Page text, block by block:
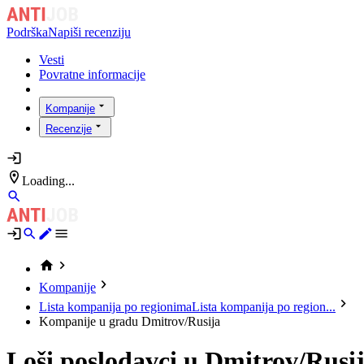
PodrškaNapiši recenziju
Vesti
Povratne informacije
Kompanije
Recenzije
Loading...
Kompanije
Lista kompanija po regionimaLista kompanija po region...
Kompanije u gradu Dmitrov/Rusija